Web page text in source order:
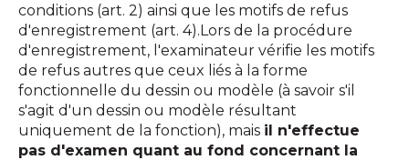
conditions (art. 2) ainsi que les motifs de refus
d'enregistrement (art. 4).Lors de la procédure
d'enregistrement, l'examinateur vérifie les motifs
de refus autres que ceux liés à la forme
fonctionnelle du dessin ou modèle (à savoir s'il
s'agit d'un dessin ou modèle résultant
uniquement de la fonction), mais il n'effectue
pas d'examen quant au fond concernant la